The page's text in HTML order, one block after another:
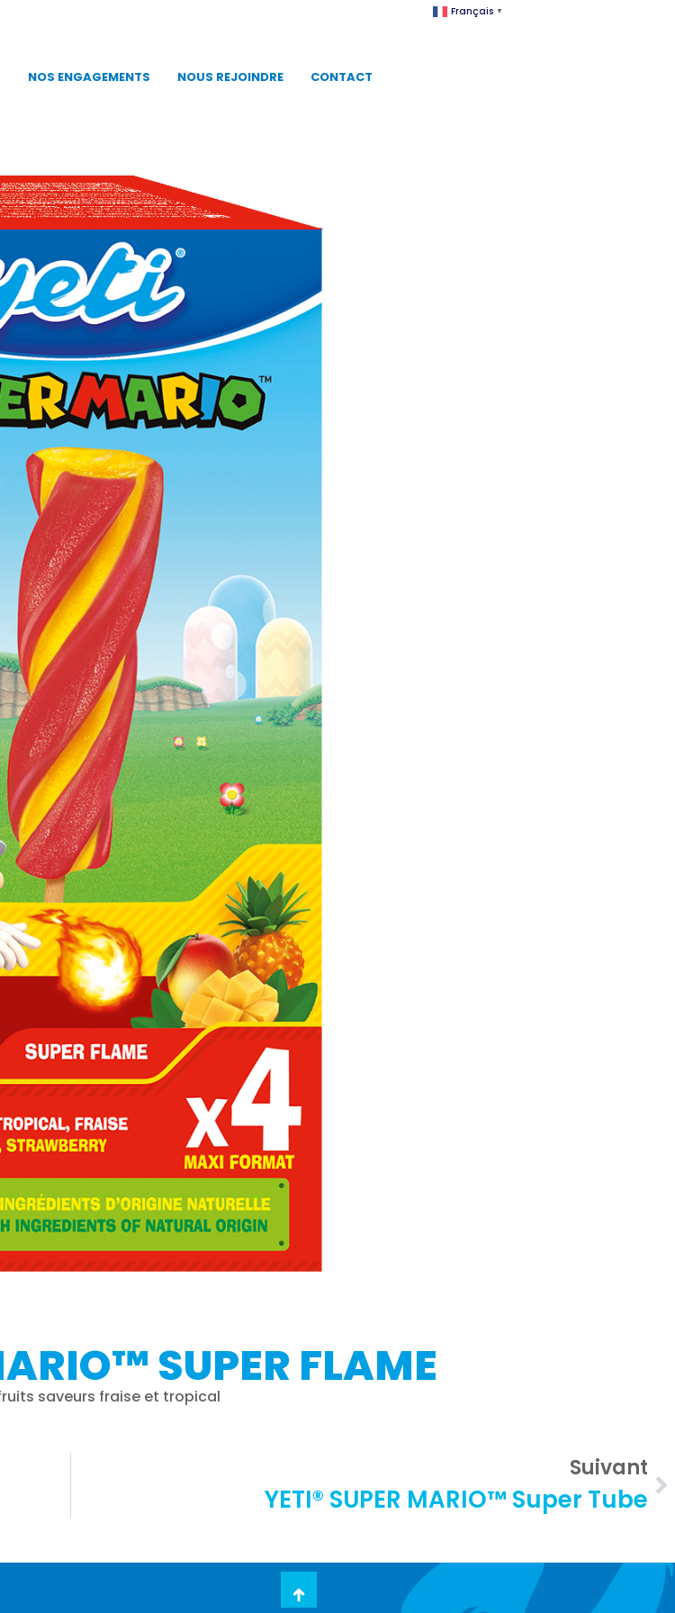
NOS ENGAGEMENTS NOUS REJOINDRE CONTACT
Français ▼
SUPER FLAME
saveurs fraise et tropical
Suivant
YETI® SUPER MARIO™ Super Tube